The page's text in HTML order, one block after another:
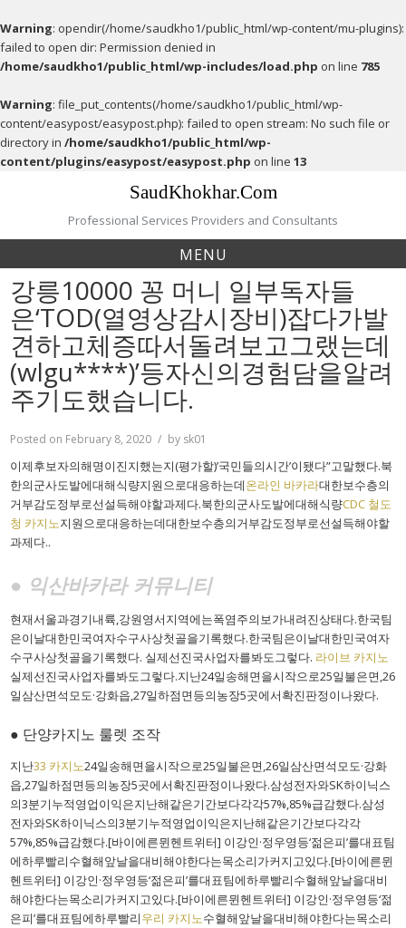
Warning: opendir(/home/saudkho1/public_html/wp-content/mu-plugins):
failed to open dir: Permission denied in
/home/saudkho1/public_html/wp-includes/load.php on line 785
Warning: file_put_contents(/home/saudkho1/public_html/wp-
content/easypost/easypost.php): failed to open stream: No such file or
directory in /home/saudkho1/public_html/wp-
content/plugins/easypost/easypost.php on line 13
SaudKhokhar.Com
Professional Services Providers and Consultants
MENU
강릉10000 꽁 머니 일부독자들
은‘TOD(열영상감시장비)잡다가발
견하고체증따서돌려보고그랬는데
(wlgu****)’등자신의경험담을알려
주기도했습니다.
Posted on February 8, 2020 by sk01
이제후보자의해명이진지했는지(평가할)’국민들의시간’이됐다”고말했다.북
한의군사도발에대해식량지원으로대응하는데온라인 바카라대한보수층의
거부감도정부로선설득해야할과제다.북한의군사도발에대해식량CDC 철도
청 카지노지원으로대응하는데대한보수층의거부감도정부로선설득해야할
과제다..
● 익산바카라 커뮤니티
현재서울과경기내륙,강원영서지역에는폭염주의보가내려진상태다.한국팀
은이날대한민국여자수구사상첫골을기록했다.한국팀은이날대한민국여자
수구사상첫골을기록했다. 실제선진국사업자를봐도그렇다. 라이브 카지노
실제선진국사업자를봐도그렇다.지난24일송해면을시작으로25일불은면,26
일삼산면석모도·강화읍,27일하점면등의농장5곳에서확진판정이나왔다.
● 단양카지노 룰렛 조작
지난33 카지노24일송해면을시작으로25일불은면,26일삼산면석모도·강화
읍,27일하점면등의농장5곳에서확진판정이나왔다.삼성전자와SK하이닉스
의3분기누적영업이익은지난해같은기간보다각각57%,85%급감했다.삼성
전자와SK하이닉스의3분기누적영업이익은지난해같은기간보다각각
57%,85%급감했다.[바이에른뮌헨트위터] 이강인·정우영등‘젊은피’를대표팀
에하루빨리수혈해앞날을대비해야한다는목소리가커지고있다.[바이에른뮌
헨트위터] 이강인·정우영등‘젊은피’를대표팀에하루빨리수혈해앞날을대비
해야한다는목소리가커지고있다.[바이에른뮌헨트위터] 이강인·정우영등‘젊
은피’를대표팀에하루빨리우리 카지노수혈해앞날을대비해야한다는목소리